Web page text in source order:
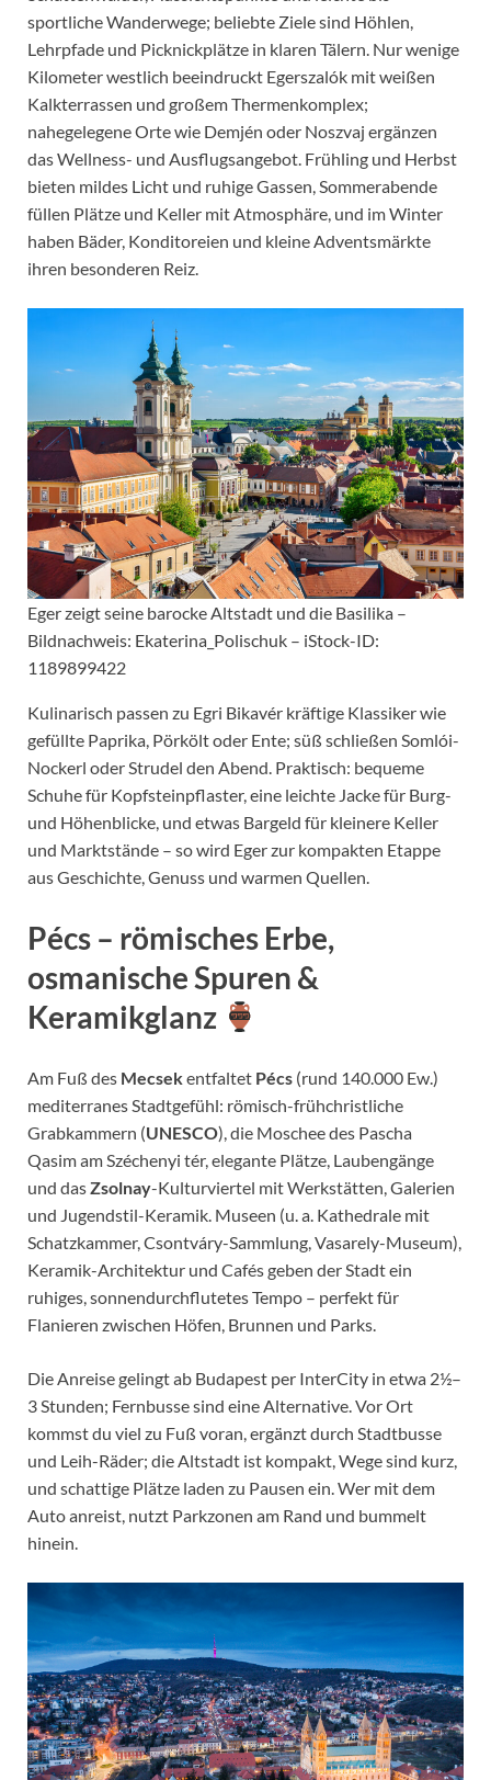
sportliche Wanderwege; beliebte Ziele sind Höhlen,
Lehrpfade und Picknickplätze in klaren Tälern. Nur wenige
Kilometer westlich beeindruckt Egerszalók mit weißen
Kalkterrassen und großem Thermenkomplex;
nahegelegene Orte wie Demjén oder Noszvaj ergänzen
das Wellness- und Ausflugsangebot. Frühling und Herbst
bieten mildes Licht und ruhige Gassen, Sommerabende
füllen Plätze und Keller mit Atmosphäre, und im Winter
haben Bäder, Konditoreien und kleine Adventsmärkte
ihren besonderen Reiz.
Eger zeigt seine barocke Altstadt und die Basilika –
Bildnachweis: Ekaterina_Polischuk – iStock-ID:
1189899422
Kulinarisch passen zu Egri Bikavér kräftige Klassiker wie
gefüllte Paprika, Pörkölt oder Ente; süß schließen Somlói-
Nockerl oder Strudel den Abend. Praktisch: bequeme
Schuhe für Kopfsteinpflaster, eine leichte Jacke für Burg-
und Höhenblicke, und etwas Bargeld für kleinere Keller
und Marktstände – so wird Eger zur kompakten Etappe
aus Geschichte, Genuss und warmen Quellen.
Pécs – römisches Erbe,
osmanische Spuren &
Keramikglanz
Am Fuß des Mecsekentfaltet Pécs (rund 140.000 Ew.)
mediterranes Stadtgefühl: römisch-frühchristliche
Grabkammern (UNESCO), die Moschee des Pascha
Qasim am Széchenyi tér, elegante Plätze, Laubengänge
und dasZsolnay-Kulturviertel mit Werkstätten, Galerien
und Jugendstil-Keramik. Museen (u. a. Kathedrale mit
Schatzkammer, Csontváry-Sammlung, Vasarely-Museum),
Keramik-Architektur und Cafés geben der Stadt ein
ruhiges, sonnendurchflutetes Tempo – perfekt für
Flanieren zwischen Höfen, Brunnen und Parks.
Die Anreise gelingt ab Budapest per InterCity in etwa 2½–
3 Stunden; Fernbusse sind eine Alternative. Vor Ort
kommst du viel zu Fuß voran, ergänzt durch Stadtbusse
und Leih-Räder; die Altstadt ist kompakt, Wege sind kurz,
und schattige Plätze laden zu Pausen ein. Wer mit dem
Auto anreist, nutzt Parkzonen am Rand und bummelt
hinein.